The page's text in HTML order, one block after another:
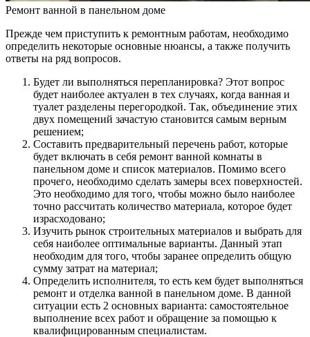
Ремонт ванной в панельном доме
Прежде чем приступить к ремонтным работам, необходимо
определить некоторые основные нюансы, а также получить
ответы на ряд вопросов.
Будет ли выполняться перепланировка? Этот вопрос
будет наиболее актуален в тех случаях, когда ванная и
туалет разделены перегородкой. Так, объединение этих
двух помещений зачастую становится самым верным
решением;
Составить предварительный перечень работ, которые
будет включать в себя ремонт ванной комнаты в
панельном доме и список материалов. Помимо всего
прочего, необходимо сделать замеры всех поверхностей.
Это необходимо для того, чтобы можно было наиболее
точно рассчитать количество материала, которое будет
израсходовано;
Изучить рынок строительных материалов и выбрать для
себя наиболее оптимальные варианты. Данный этап
необходим для того, чтобы заранее определить общую
сумму затрат на материал;
Определить исполнителя, то есть кем будет выполняться
ремонт и отделка ванной в панельном доме. В данной
ситуации есть 2 основных варианта: самостоятельное
выполнение всех работ и обращение за помощью к
квалифицированным специалистам.